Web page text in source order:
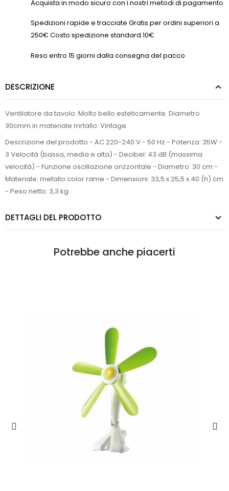
Acquista in modo sicuro con i nostri metodi di pagamento
Spedizioni rapide e tracciate Gratis per ordini superiori a
250€ Costo spedizione standard 10€
Reso entro 15 giorni dalla consegna del pacco
DESCRIZIONE
Ventilatore da tavolo. Molto bello esteticamente. Diametro
30cmm in materiale mrtallo. Vintage.
Descrizione del prodotto - AC 220-240 V - 50 Hz - Potenza: 35W -
3 Velocità (bassa, media e alta) - Decibel: 43 dB (massima
velocità) - Funzione oscillazione orizzontale - Diametro: 30 cm -
Materiale: metallo color rame - Dimensioni: 33,5 x 25,5 x 40 (h) cm
- Peso netto: 3,3 kg
DETTAGLI DEL PRODOTTO
Potrebbe anche piacerti